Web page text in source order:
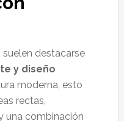
destacarse
y diseño
moderna, esto
rectas,
una combinación